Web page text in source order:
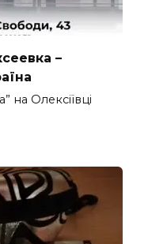
–
на Олексіївці